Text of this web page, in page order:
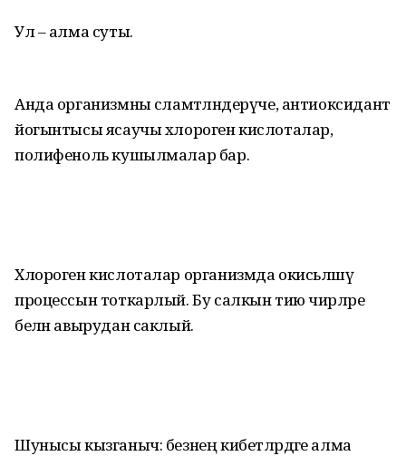
Ул – алма суты.
Анда организмны сәламәтләндерүче, антиоксидант
йогынтысы ясаучы хлороген кислоталар,
полифеноль кушылмалар бар.
Хлороген кислоталар организмда окисьләшү
процессын тоткарлый. Бу салкын тию чирләре
белән авырудан саклый.
Шунысы кызганыч: безнең кибетләрдәге алма